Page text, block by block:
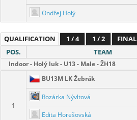
Ondřej Holý
QUALIFICATION 1 / 4 1 / 2
FINAL
POS.
TEAM
Indoor - Holý luk - U13 - Male - ŽH18
1
BU13M LK Žebrák
Rozárka Nývltová
Edita Horešovská